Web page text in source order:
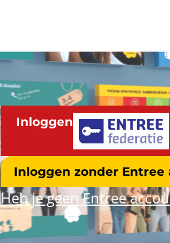
Inloggen
Inloggen zonder Entree
Heb je geen Entree